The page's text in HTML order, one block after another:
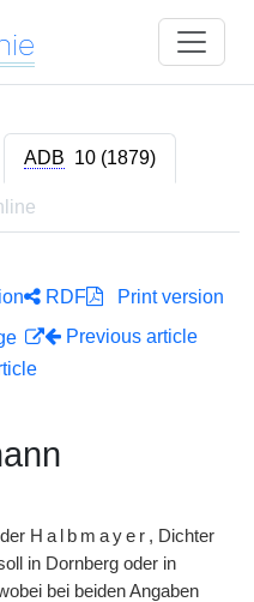
ADB 10 (1879)
RDF
Print version
Previous article
Halbmayer , Dichter
in Dornberg oder in
bei beiden Angaben